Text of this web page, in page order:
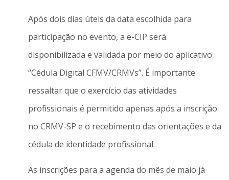
Após dois dias úteis da data escolhida para
participação no evento, a e-CIP será
disponibilizada e validada por meio do aplicativo
“Cédula Digital CFMV/CRMVs”. É importante
ressaltar que o exercício das atividades
profissionais é permitido apenas após a inscrição
no CRMV-SP e o recebimento das orientações e da
cédula de identidade profissional.
As inscrições para a agenda do mês de maio já